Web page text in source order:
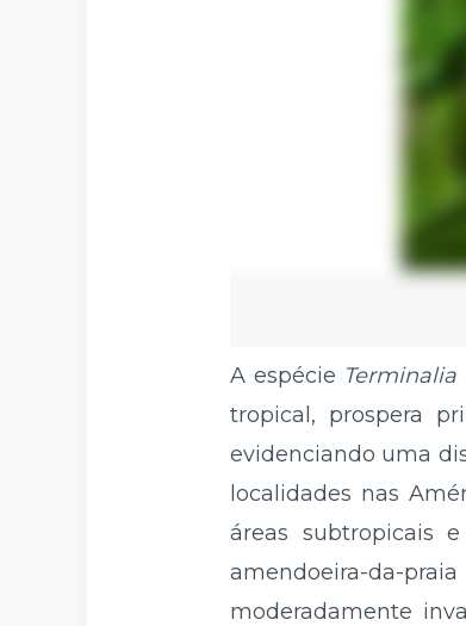
A espécie
tropical, prospera
evidenciando uma
localidades nas
áreas subtropicais
amendoeira-da-
moderadamente